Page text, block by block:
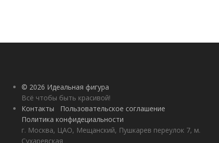
© 2026 Идеальная фигура
Всё чтобы быть красивой!
Контакты
Пользовательское соглашение
Политика конфидециальности
г. Москва, ЦАО, Мещанский, Пушкарев переулок 7, м.
Сухаревская